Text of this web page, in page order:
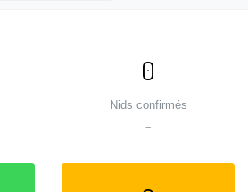
0
Nids confirmés
=